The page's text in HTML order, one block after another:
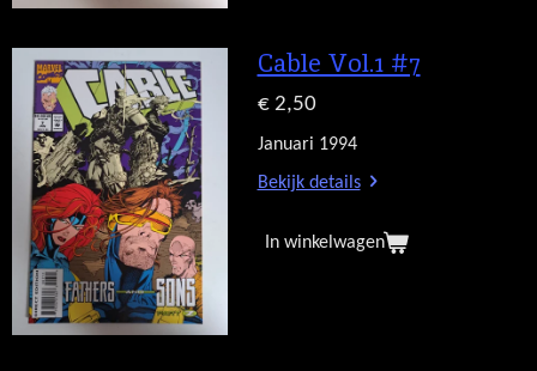
Cable Vol.1 #7
€ 2,50
Januari 1994
Bekijk details
In winkelwagen